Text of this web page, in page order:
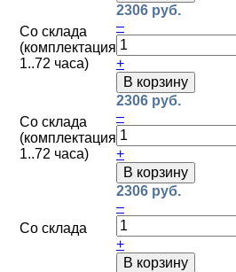
Со склада
(комплектация
1..72 часа)
2306 руб.
–
+
В корзину
Со склада
(комплектация
1..72 часа)
2306 руб.
–
+
В корзину
Со склада
2306 руб.
–
+
В корзину